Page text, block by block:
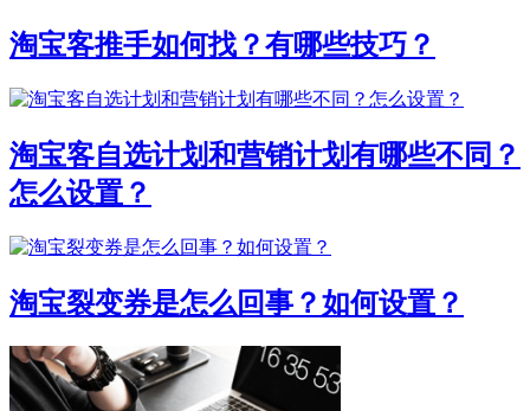
淘宝客推手如何找？有哪些技巧？
淘宝客自选计划和营销计划有哪些不同？
怎么设置？
淘宝裂变券是怎么回事？如何设置？